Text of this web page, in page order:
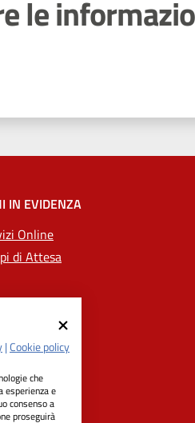
le
5 stelle
IN EVIDENZA
Online
di Attesa
|Cookie policy
che
esperienza e
consenso a
proseguirà